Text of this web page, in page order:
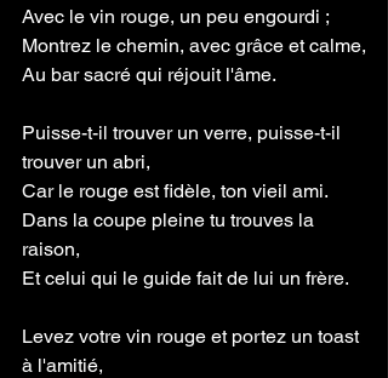
Avec le vin rouge, un peu engourdi ;
Montrez le chemin, avec grâce et calme,
Au bar sacré qui réjouit l'âme.
Puisse-t-il trouver un verre, puisse-t-il
trouver un abri,
Car le rouge est fidèle, ton vieil ami.
Dans la coupe pleine tu trouves la
raison,
Et celui qui le guide fait de lui un frère.
Levez votre vin rouge et portez un toast
à l'amitié,